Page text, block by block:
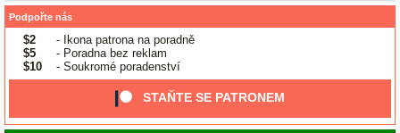
Podpořte nás
$2
- Ikona patrona na poradně
$5
- Poradna bez reklam
$10
- Soukromé poradenství
STAŇTE SE PATRONEM